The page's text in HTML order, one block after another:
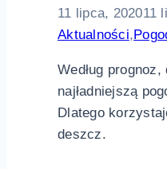
11 lipca, 202011
Aktualności,
Według
najładniejszą
Dlatego
deszcz.